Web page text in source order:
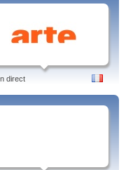
direct